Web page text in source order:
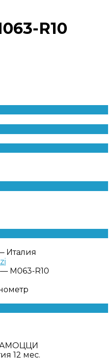
R10
Италия
— M063-R10
12 мес.